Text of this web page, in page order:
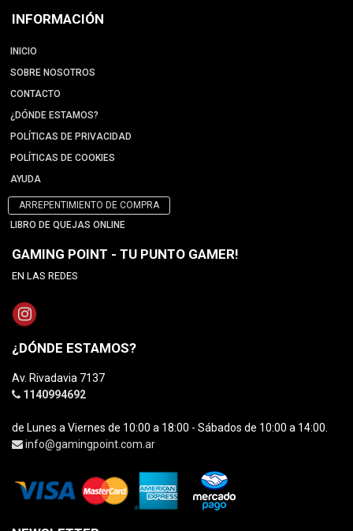
INFORMACIÓN
INICIO
SOBRE NOSOTROS
CONTACTO
¿DÓNDE ESTAMOS?
POLÍTICAS DE PRIVACIDAD
POLÍTICAS DE COOKIES
AYUDA
ARREPENTIMIENTO DE COMPRA
LIBRO DE QUEJAS ONLINE
GAMING POINT - TU PUNTO GAMER!
EN LAS REDES
¿DÓNDE ESTAMOS?
Av. Rivadavia 7137
1140994692
de Lunes a Viernes de 10:00 a 18:00 - Sábados de 10:00 a 14:00.
info@gamingpoint.com.ar